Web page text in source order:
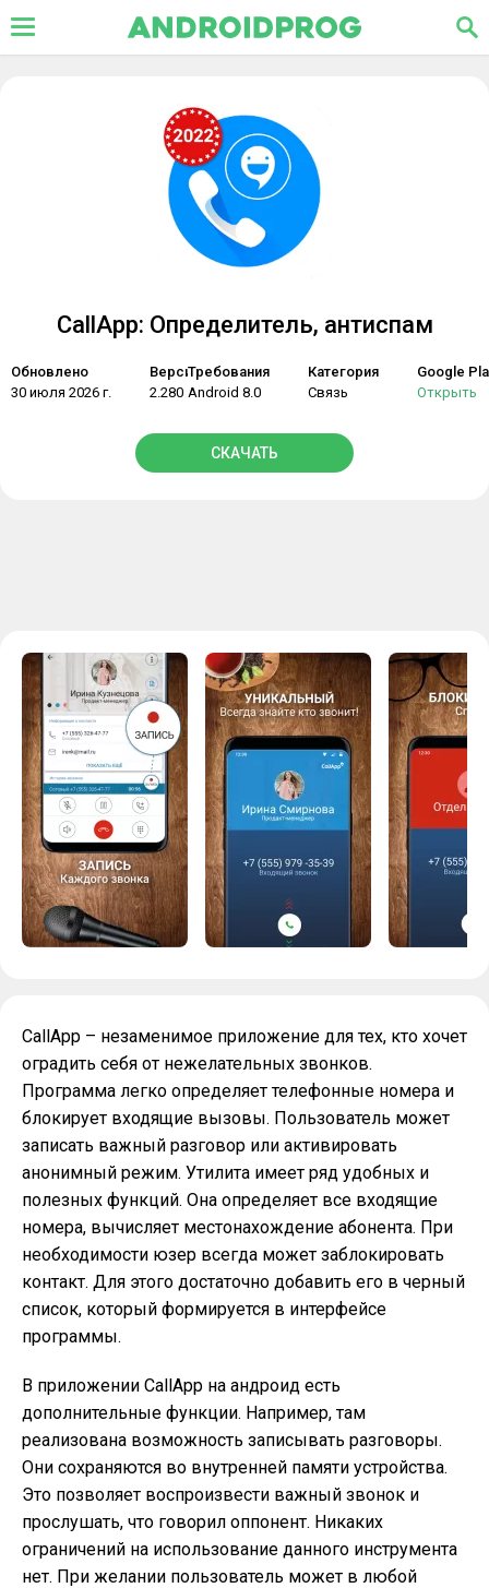
CallApp: Определитель, антиспам
Обновлено
30 июля 2026 г.
Версия
2.280
Требования
Android 8.0
Категория
Связь
Google
Открыть
СКАЧАТЬ
CallApp – незаменимое приложение для тех, кто хочет
оградить себя от нежелательных звонков.
Программа легко определяет телефонные номера и
блокирует входящие вызовы. Пользователь может
записать важный разговор или активировать
анонимный режим. Утилита имеет ряд удобных и
полезных функций. Она определяет все входящие
номера, вычисляет местонахождение абонента. При
необходимости юзер всегда может заблокировать
контакт. Для этого достаточно добавить его в черный
список, который формируется в интерфейсе
программы.
В приложении CallApp на андроид есть
дополнительные функции. Например, там
реализована возможность записывать разговоры.
Они сохраняются во внутренней памяти устройства.
Это позволяет воспроизвести важный звонок и
прослушать, что говорил оппонент. Никаких
ограничений на использование данного инструмента
нет. При желании пользователь может в любой